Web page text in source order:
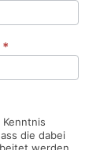
*
die dabei